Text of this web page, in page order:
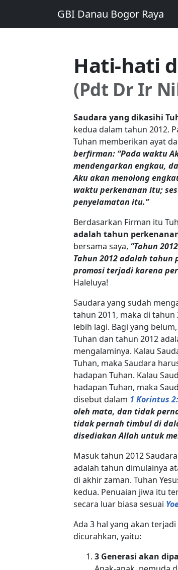
GBI Danau Bogor Raya
Hati-hati
(Pdt Dr Ir
Saudara yang dikasihi
kedua dalam tahun 2012.
Tuhan memberikan ayat
berfirman: “Pada waktu
mendengarkan engkau,
Aku akan menolong
waktu perkenanan itu;
penyelamatan itu.”
Berdasarkan Firman itu
adalah tahun
bersama saya, “Tahun
Tahun 2012 adalah
promosi terjadi karena
Haleluya!
Saudara yang sudah
tahun 2011, maka di tahun
lebih lagi. Bagi yang
Tuhan dan tahun 2012
mengalaminya. Kalau
Tuhan, maka Saudara
hadapan Tuhan. Kalau
hadapan Tuhan, maka
disebut dalam 1 Korintus
oleh mata, dan tidak
tidak pernah timbul di
disediakan Allah untuk
Masuk tahun 2012
adalah tahun dimulainya
di akhir zaman. Tuhan
kedua. Penuaian jiwa itu
secara luar biasa sesuai
Ada 3 hal yang akan
dicurahkan, yaitu:
3 Generasi akan